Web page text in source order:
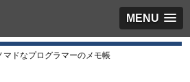
MENU
マドなプログラマーのメモ帳